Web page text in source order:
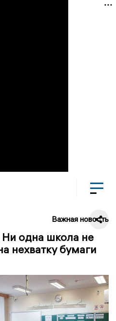
Важная новость
одна школа не
нехватку бумаги